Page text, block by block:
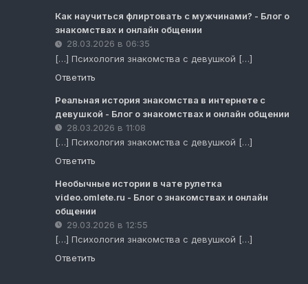
Как научиться флиртовать с мужчинами? - Блог о
знакомствах и онлайн общении
28.03.2026 в 06:35
[…] Психология знакомства с девушкой […]
Ответить
Реальная история знакомства в интернете с
девушкой - Блог о знакомствах и онлайн общении
28.03.2026 в 11:08
[…] Психология знакомства с девушкой […]
Ответить
Необычные истории в чате рулетка
video.omlete.ru - Блог о знакомствах и онлайн
общении
29.03.2026 в 12:55
[…] Психология знакомства с девушкой […]
Ответить